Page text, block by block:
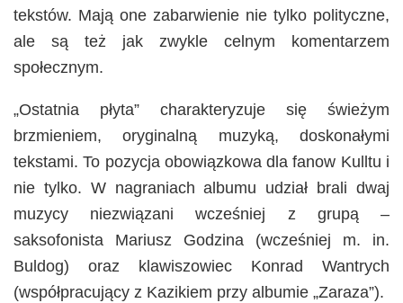
tekstów. Mają one zabarwienie nie tylko polityczne,
ale są też jak zwykle celnym komentarzem
społecznym.
„Ostatnia płyta” charakteryzuje się świeżym
brzmieniem, oryginalną muzyką, doskonałymi
tekstami. To pozycja obowiązkowa dla fanow Kulltu i
nie tylko. W nagraniach albumu udział brali dwaj
muzycy niezwiązani wcześniej z grupą –
saksofonista Mariusz Godzina (wcześniej m. in.
Buldog) oraz klawiszowiec Konrad Wantrych
(współpracujący z Kazikiem przy albumie „Zaraza”).